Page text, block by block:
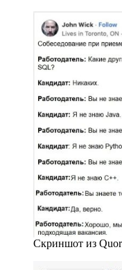
Скриншот из